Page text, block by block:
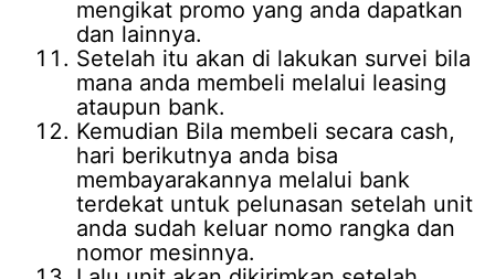
mengikat promo yang anda dapatkan
dan lainnya.
Setelah itu akan di lakukan survei bila
mana anda membeli melalui leasing
ataupun bank.
Kemudian Bila membeli secara cash,
hari berikutnya anda bisa
membayarakannya melalui bank
terdekat untuk pelunasan setelah unit
anda sudah keluar nomo rangka dan
nomor mesinnya.